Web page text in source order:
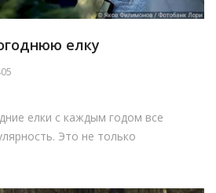
елку
елки с каждым годом все
Это не только